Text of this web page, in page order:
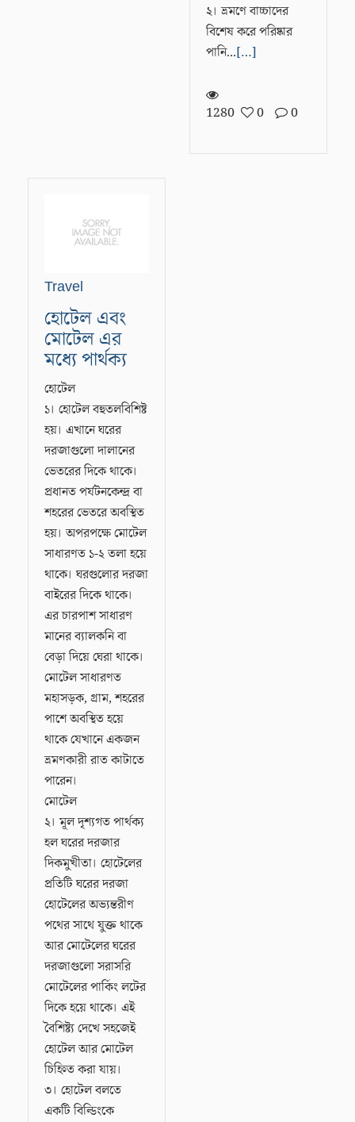
২। ভ্রমণে বাচ্চাদের
বিশেষ করে পরিষ্কার
পানি...[…]
1280 0 0
Travel
হোটেল এবং
মোটেল এর
মধ্যে পার্থক্য
হোটেল
১। হোটেল বহুতলবিশিষ্ট
হয়। এখানে ঘরের
দরজাগুলো দালানের
ভেতরের দিকে থাকে।
প্রধানত পর্যটনকেন্দ্র বা
শহরের ভেতরে অবস্থিত
হয়। অপরপক্ষে মোটেল
সাধারণত ১-২ তলা হয়ে
থাকে। ঘরগুলোর দরজা
বাইরের দিকে থাকে।
এর চারপাশ সাধারণ
মানের ব্যালকনি বা
বেড়া দিয়ে ঘেরা থাকে।
মোটেল সাধারণত
মহাসড়ক, গ্রাম, শহরের
পাশে অবস্থিত হয়ে
থাকে যেখানে একজন
ভ্রমণকারী রাত কাটাতে
পারেন।
মোটেল
২। মূল দৃশ্যগত পার্থক্য
হল ঘরের দরজার
দিকমুখীতা। হোটেলের
প্রতিটি ঘরের দরজা
হোটেলের অভ্যন্তরীণ
পথের সাথে যুক্ত থাকে
আর মোটেলের ঘরের
দরজাগুলো সরাসরি
মোটেলের পার্কিং লটের
দিকে হয়ে থাকে। এই
বৈশিষ্ট্য দেখে সহজেই
হোটেল আর মোটেল
চিহ্নিত করা যায়।
৩। হোটেল বলতে
একটি বিল্ডিংকে